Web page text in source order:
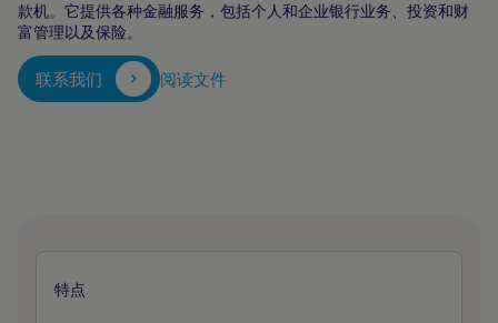
款机。它提供各种金融服务，包括个人和企业银行业务、投资和财
富管理以及保险。
联系我们 阅读文件
特点